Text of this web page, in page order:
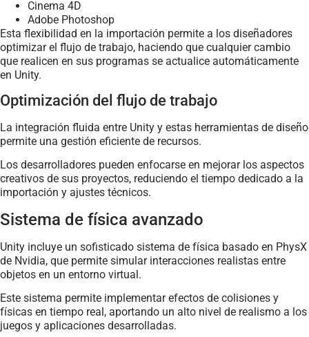
Cinema 4D
Adobe Photoshop
Esta flexibilidad en la importación permite a los diseñadores
optimizar el flujo de trabajo, haciendo que cualquier cambio
que realicen en sus programas se actualice automáticamente
en Unity.
Optimización del flujo de trabajo
La integración fluida entre Unity y estas herramientas de diseño
permite una gestión eficiente de recursos.
Los desarrolladores pueden enfocarse en mejorar los aspectos
creativos de sus proyectos, reduciendo el tiempo dedicado a la
importación y ajustes técnicos.
Sistema de física avanzado
Unity incluye un sofisticado sistema de física basado en PhysX
de Nvidia, que permite simular interacciones realistas entre
objetos en un entorno virtual.
Este sistema permite implementar efectos de colisiones y
físicas en tiempo real, aportando un alto nivel de realismo a los
juegos y aplicaciones desarrolladas.